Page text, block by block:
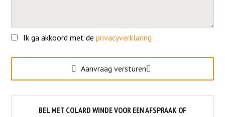
Ik ga akkoord met deprivacyverklaring
Gelieve dit veld leeg te laten.
Aanvraag versturen
BEL MET COLARD WINDE VOOR EEN AFSPRAAK OF